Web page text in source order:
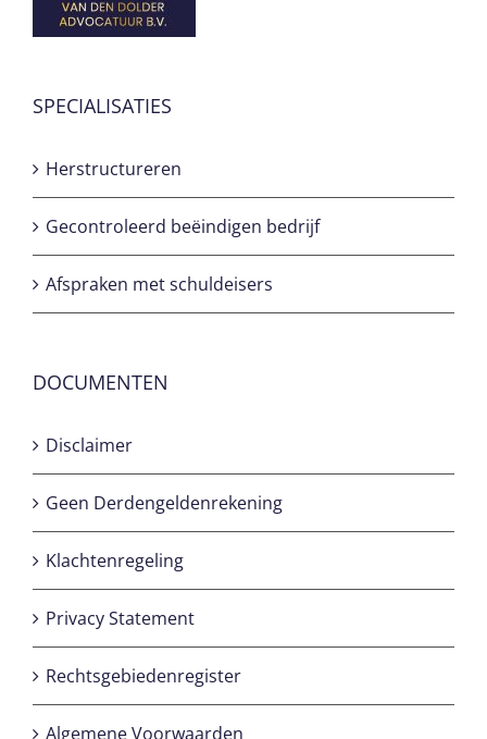
SPECIALISATIES
Herstructureren
Gecontroleerd beëindigen bedrijf
Afspraken met schuldeisers
DOCUMENTEN
Disclaimer
Geen Derdengeldenrekening
Klachtenregeling
Privacy Statement
Rechtsgebiedenregister
Algemene Voorwaarden